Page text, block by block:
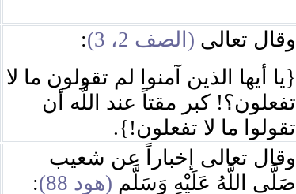
وقال تعالى (الصف 2، 3)
:
{يا أيها الذين آمنوا لم تقولون ما لا
تفعلون؟! كبر مقتاً عند اللَّه أن
تقولوا ما لا تفعلون!}.
وقال تعالى إخباراً عن شعيب
صَلَّى اللَّهُ عَلَيْهِ وَسَلَّم (هود 88)
: